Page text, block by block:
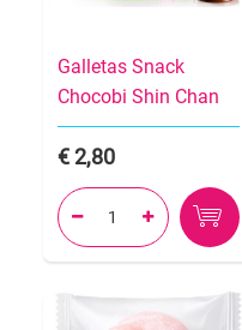
Galletas Snack
Chocobi Shin Chan
2,80
 